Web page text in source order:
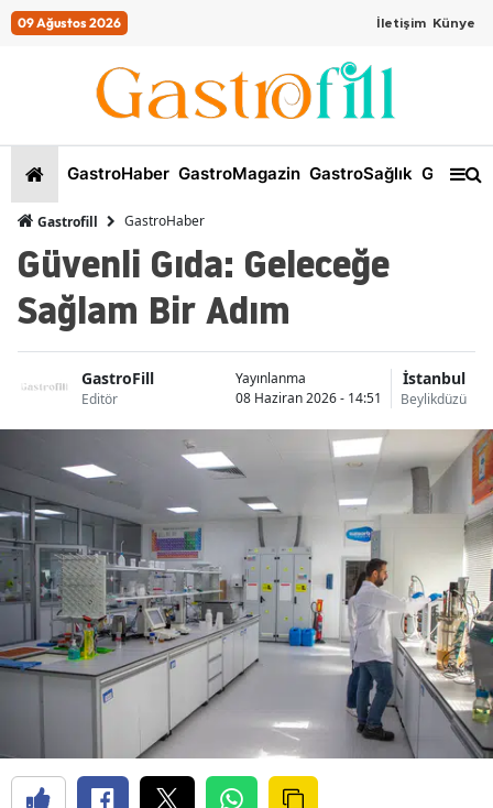
09 Ağustos 2026 İletişim Künye
GastroHaber GastroMagazin GastroSağlık
Gastrofill GastroHaber
Güvenli Gıda: Geleceğe
Sağlam Bir Adım
GastroFill
Editör
Yayınlanma
08 Haziran 2026 - 14:51
İstanbul
Beylikdüzü